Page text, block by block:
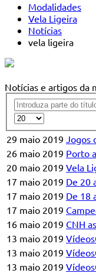
Modalidades
Vela Ligeira
Notícias
vela ligeira
Notícias e artigos da
29 maio 2019 Jogos
26 maio 2019 Porto
20 maio 2019 Vela
17 maio 2019 De 20
17 maio 2019 De 18
17 maio 2019
16 maio 2019 CNH
13 maio 2019
13 maio 2019
13 maio 2019